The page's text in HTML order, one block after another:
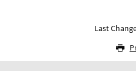
Last